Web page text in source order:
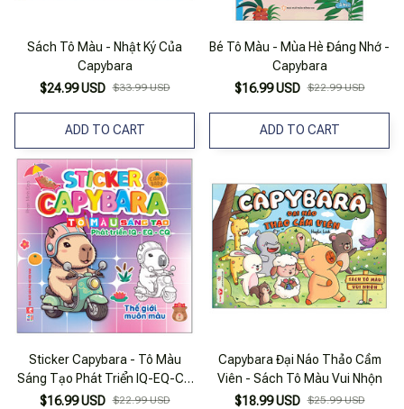
Sách Tô Màu - Nhật Ký Của
Capybara
$24.99 USD $33.99 USD
ADD TO CART
Bé Tô Màu - Mùa Hè Đáng Nhớ -
Capybara
$16.99 USD $22.99 USD
ADD TO CART
Sticker Capybara - Tô Màu
Sáng Tạo Phát Triển IQ-EQ-CQ
- Thế Giới Muôn Màu
$16.99 USD $22.99 USD
Capybara Đại Náo Thảo Cầm
Viên - Sách Tô Màu Vui Nhộn
$18.99 USD $25.99 USD